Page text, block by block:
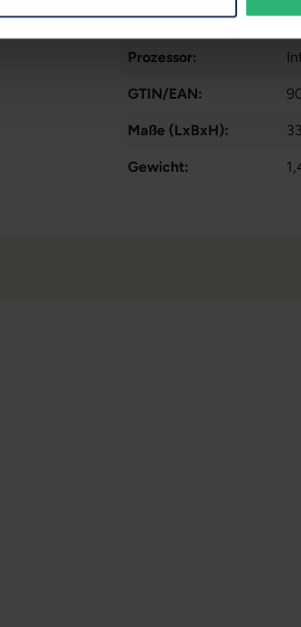
Arbeitsspeicher:
Prozessor:
GTIN/EAN:
Maße (LxBxH):
Gewicht: